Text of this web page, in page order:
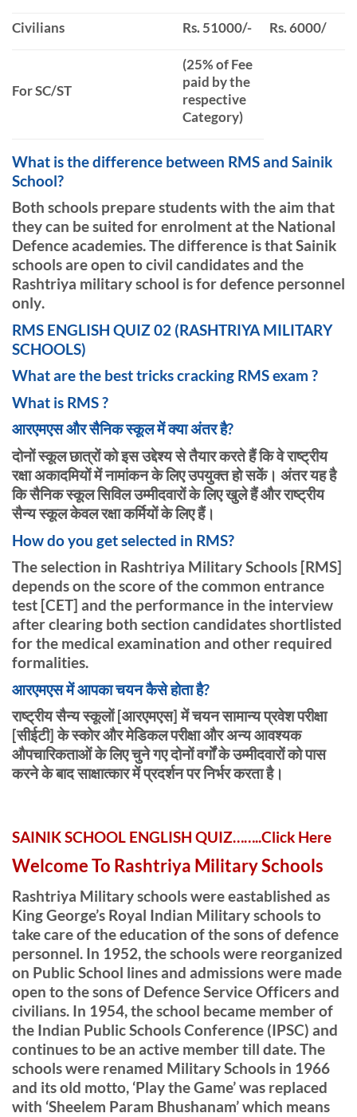
Civilians Rs. 51000/- Rs. 6000/
For SC/ST
(25% of Fee
paid by the
respective
Category)
What is the difference between RMS and Sainik
School?
Both schools prepare students with the aim that
they can be suited for enrolment at the National
Defence academies. The difference is thatSainik
schools are open to civil candidates and the
Rashtriya military school is for defence personnel
only.
RMS ENGLISH QUIZ 02 (RASHTRIYA MILITARY
SCHOOLS)
What are the best tricks cracking RMS exam ?
What is RMS ?
आरएमएस और सैनिक स्कूल में क्या अंतर है?
दोनों स्कूल छात्रों को इस उद्देश्य से तैयार करते हैं कि वे राष्ट्रीय
रक्षा अकादमियों में नामांकन के लिए उपयुक्त हो सकें। अंतर यह है
कि सैनिक स्कूल सिविल उम्मीदवारों के लिए खुले हैं और राष्ट्रीय
सैन्य स्कूल केवल रक्षा कर्मियों के लिए हैं।
How do you get selected in RMS?
The selection in Rashtriya Military Schools [RMS]
depends on the score of the common entrance
test [CET] and the performance in the interview
after clearing both section candidates shortlisted
for the medical examination and other required
formalities.
आरएमएस में आपका चयन कैसे होता है?
राष्ट्रीय सैन्य स्कूलों [आरएमएस] में चयन सामान्य प्रवेश परीक्षा
[सीईटी] के स्कोर और मेडिकल परीक्षा और अन्य आवश्यक
औपचारिकताओं के लिए चुने गए दोनों वर्गों के उम्मीदवारों को पास
करने के बाद साक्षात्कार में प्रदर्शन पर निर्भर करता है।
SAINIK SCHOOL ENGLISH QUIZ……..Click Here
Welcome To Rashtriya Military Schools
Rashtriya Military schools were eastablished as
King George’s Royal Indian Military schools to
take care of the education of the sons of defence
personnel. In 1952, the schools were reorganized
on Public School lines and admissions were made
open to the sons of Defence Service Officers and
civilians. In 1954, the school became member of
the Indian Public Schools Conference (IPSC) and
continues to be an active member till date. The
schools were renamed Military Schools in 1966
and its old motto, ‘Play the Game’ was replaced
with ‘Sheelem Param Bhushanam’ which means